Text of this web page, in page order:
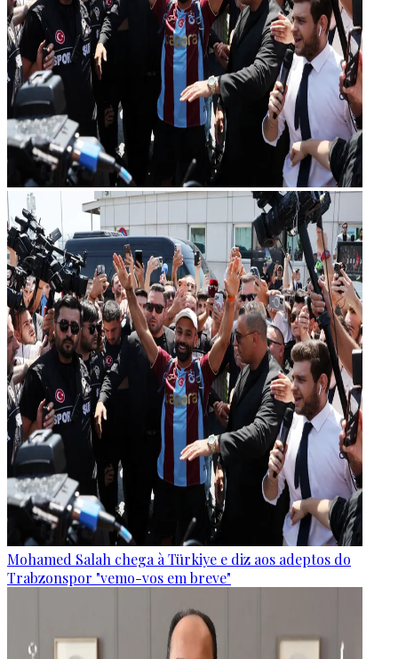
Mohamed Salah chega à Türkiye e diz aos adeptos do
Trabzonspor "vemo-vos em breve"